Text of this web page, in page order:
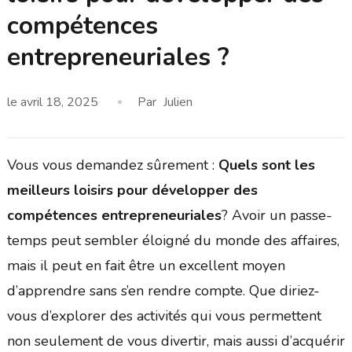
compétences
entrepreneuriales ?
le avril 18, 2025 Par Julien
Vous vous demandez sûrement : Quels sont les
meilleurs loisirs pour développer des
compétences entrepreneuriales? Avoir un passe-
temps peut sembler éloigné du monde des affaires,
mais il peut en fait être un excellent moyen
d’apprendre sans s’en rendre compte. Que diriez-
vous d’explorer des activités qui vous permettent
non seulement de vous divertir, mais aussi d’acquérir